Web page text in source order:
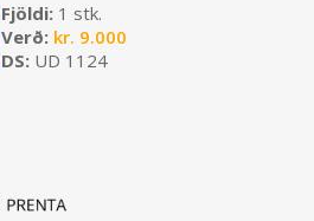
Fjöldi: 1 stk.
Verð: kr. 9.000
DS: UD 1124